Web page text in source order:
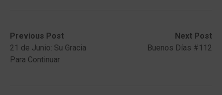
Post
navigation
Previous Post
Previous
post:21 de Junio: Su Gracia
Para Continuar
Next Post
Next
post:
Buenos Días #112